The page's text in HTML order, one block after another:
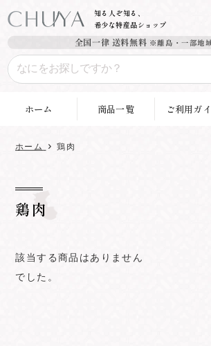
ン
ン
知る人ぞ知る、
希少な特産品ショップ
全国一律 送料無料 ※離島・一部地
ホーム 商品一覧 ご利用ガ
ホーム › 鶏肉
鶏肉
該当する商品はありません
でした。